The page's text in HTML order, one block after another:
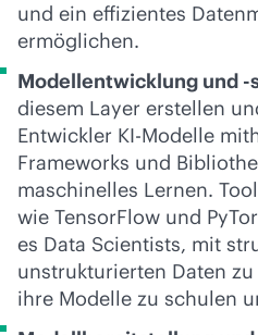
und ein effizientes
ermöglichen.
Modellentwicklung und -
diesem Layer erstellen
Entwickler KI-Modelle
Frameworks und
maschinelles Lernen.
wie TensorFlow und
es Data Scientists, mit
unstrukturierten Daten
ihre Modelle zu schulen